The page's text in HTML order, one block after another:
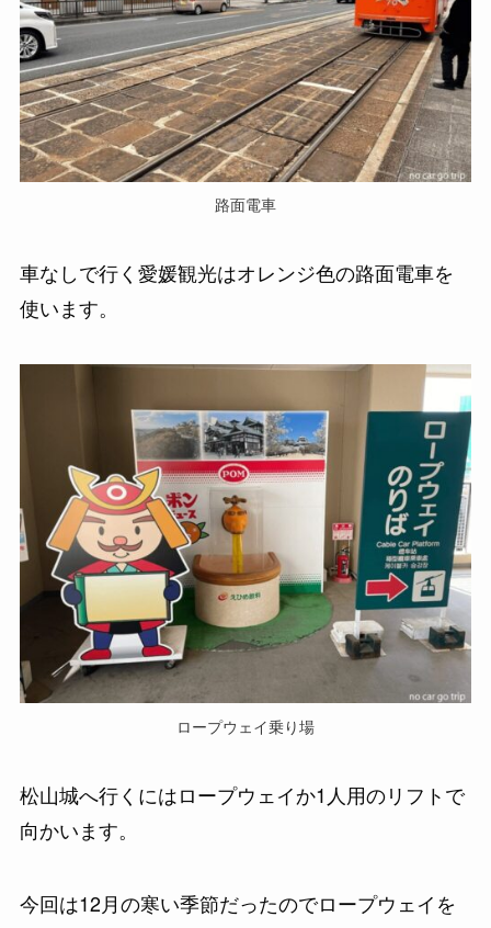
路面電車
車なしで行く愛媛観光はオレンジ色の路面電車を
使います。
ロープウェイ乗り場
松山城へ行くにはロープウェイか1人用のリフトで
向かいます。
今回は12月の寒い季節だったのでロープウェイを